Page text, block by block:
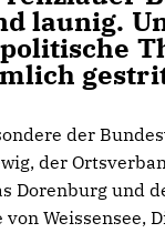
launig.
der
der
Dorenburg und
Weissensee,